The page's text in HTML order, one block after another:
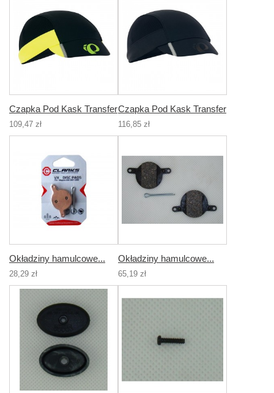
Czapka Pod Kask Transfer
109,47 zł
Czapka Pod Kask Transfer
116,85 zł
Okładziny hamulcowe...
28,29 zł
Okładziny hamulcowe...
65,19 zł